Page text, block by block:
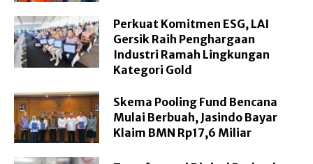
Perkuat Komitmen ESG, LAI
Gersik Raih Penghargaan
Industri Ramah Lingkungan
Kategori Gold
Skema Pooling Fund Bencana
Mulai Berbuah, Jasindo Bayar
Klaim BMN Rp17,6 Miliar